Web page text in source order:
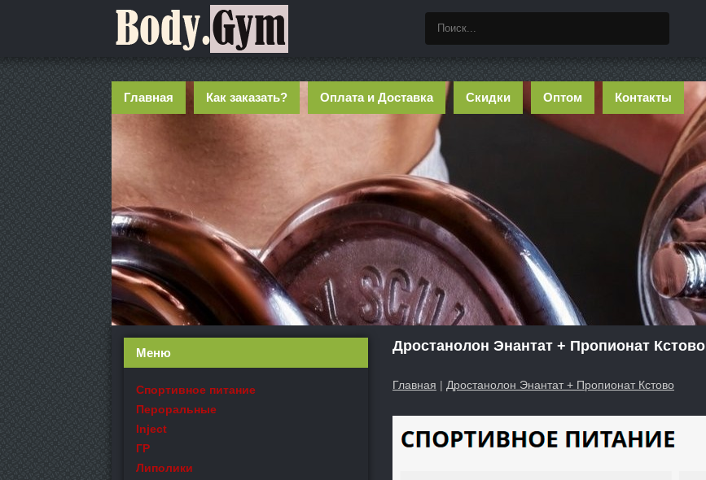
Главная Как заказать? Оплата и Доставка Скидки Оптом Контакты
Дростанолон Энантат + Пропионат Кстово
Главная | Дростанолон Энантат + Пропионат Кстово
Меню
Спортивное питание
Пероральные
Inject
ГР
Липолики